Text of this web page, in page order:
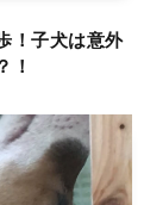
！子犬は意外
！